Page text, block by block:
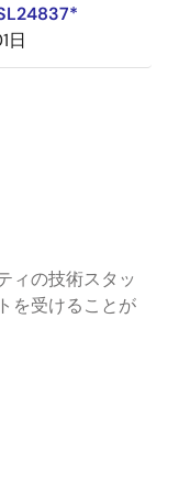
日
ィの技術スタッ
を受けることが